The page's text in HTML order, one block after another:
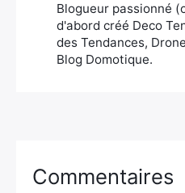
Blogueur passionné
d'abord créé Deco
des Tendances,
Blog Domotique.
Commentaires